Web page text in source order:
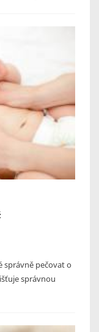
správně pečovat o
správnou